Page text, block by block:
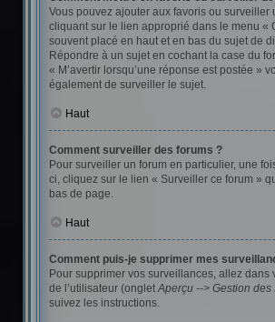
Vous pouvez ajouter aux favoris ou surveiller
cliquant sur le lien approprié dans le menu «
souvent placé en haut et en bas du sujet de
Répondre à un sujet en cochant la case du
« M’avertir lorsqu’une réponse est postée »
également de surveiller le sujet.
Haut
Comment surveiller des forums ?
Pour surveiller un forum en particulier, une
ci, cliquez sur le lien « Surveiller ce forum »
bas de page.
Haut
Comment puis-je supprimer mes
Pour supprimer vos surveillances, allez dans
de l’utilisateur (ongletAperçu --> Gestion
suivez les instructions.